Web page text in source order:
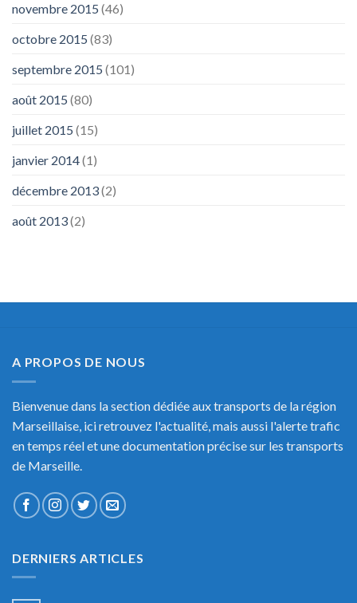
novembre 2015 (46)
octobre 2015 (83)
septembre 2015 (101)
août 2015 (80)
juillet 2015 (15)
janvier 2014(1)
décembre 2013(2)
août 2013(2)
A PROPOS DE NOUS
Bienvenue dans la section dédiée aux transports de la région
Marseillaise, ici retrouvez l'actualité, mais aussi l'alerte trafic
en temps réel et une documentation précise sur les transports
de Marseille.
DERNIERS ARTICLES